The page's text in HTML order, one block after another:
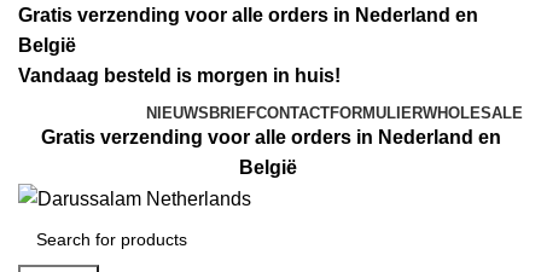
Gratis verzending voor alle orders in Nederland en
België
Vandaag besteld is morgen in huis!
NIEUWSBRIEFCONTACTFORMULIERWHOLESALE
Gratis verzending voor alle orders in Nederland en
België